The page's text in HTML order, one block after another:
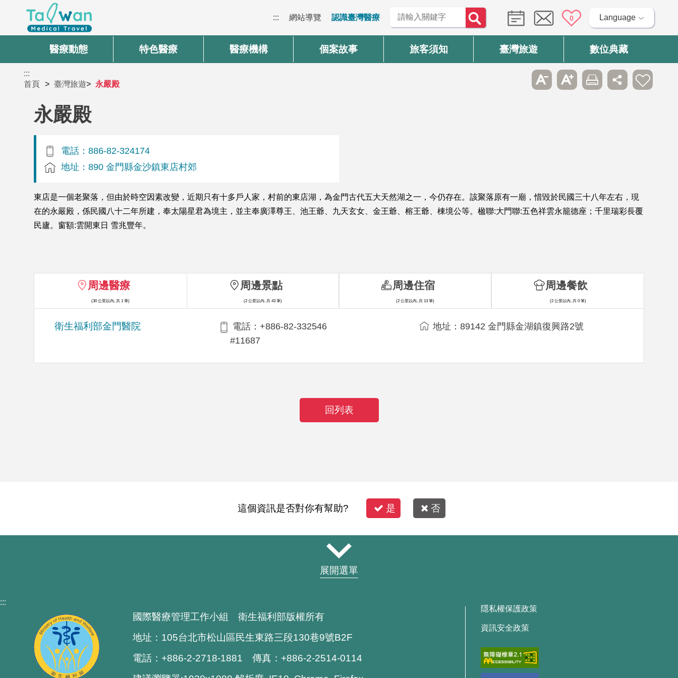
::: 網站導覽 認識臺灣醫療 0 Language
醫療動態 特色醫療 醫療機構 個案故事 旅客須知 臺灣旅遊 數位典藏
:::
首頁
臺灣旅遊 永嚴殿
永嚴殿
電話：886-82-324174
地址：890 金門縣金沙鎮東店村郊
東店是一個老聚落，但由於時空因素改變，近期只有十多戶人家，村前的東店湖，為金門古代五大天然湖之一，今仍存在。該聚落原有一廟，惜毀於民國三十八年左右，現
在的永嚴殿，係民國八十二年所建，奉太陽星君為境主，並主奉廣澤尊王、池王爺、九天玄女、金王爺、榕王爺、棟境公等。楹聯:大門聯:五色祥雲永籠德座；千里瑞彩長覆
民廬。窗額:雲開東日 雪兆豐年。
周邊醫療
(30 公里以內, 共 1 筆)
衛生福利部金門醫院
電話：+886-82-332546
#11687
地址：89142 金門縣金湖鎮復興路2號
周邊景點
(2 公里以內, 共 43 筆)
周邊住宿
(2 公里以內, 共 13 筆)
周邊餐飲
(2 公里以內, 共 0 筆)
回列表
這個資訊是否對你有幫助? 是 否
展開選單
:::
國際醫療管理工作小組 衛生福利部版權所有
地址：105台北市松山區民生東路三段130巷9號B2F
電話：+886-2-2718-1881 傳真：+886-2-2514-0114
隱私權保護政策
資訊安全政策